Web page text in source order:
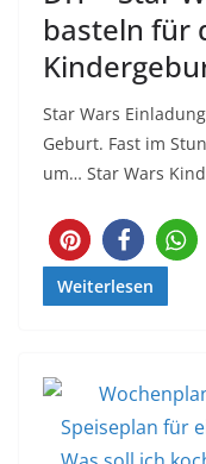
basteln für
Star Wars
Geburt. Fast im
um… Star Wars
176
Weiterlesen